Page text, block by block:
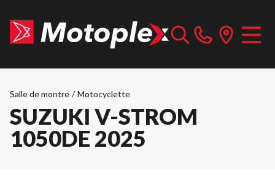
Salle de montre / Motocyclette
SUZUKI V-STROM
1050DE 2025